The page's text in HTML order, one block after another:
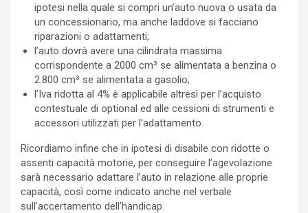
ipotesi nella quale si compri un’auto nuova o usata da
un concessionario, ma anche laddove si facciano
riparazioni o adattamenti;
l’auto dovrà avere una cilindrata massima
corrispondente a 2000 cm³ se alimentata a benzina o
2.800 cm³ se alimentata a gasolio;
l’Iva ridotta al 4% è applicabile altresì per l’acquisto
contestuale di optional ed alle cessioni di strumenti e
accessori utilizzati per l’adattamento.
Ricordiamo infine che in ipotesi di disabile con ridotte o
assenti capacità motorie, per conseguire l’agevolazione
sarà necessario adattare l’auto in relazione alle proprie
capacità, così come indicato anche nel verbale
sull’accertamento dell’handicap.